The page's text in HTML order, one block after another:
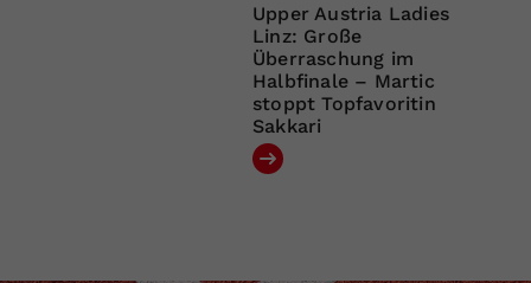
Upper Austria Ladies
Linz: Große
Überraschung im
Halbfinale – Martic
stoppt Topfavoritin
Sakkari